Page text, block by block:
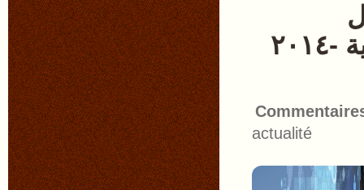
المكتبات - قمة جمعية المكتبات الأمريكية -٢٠١٤
actualité